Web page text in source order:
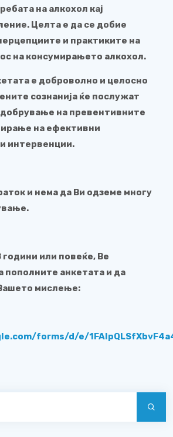
на алкохол кај
Целта е да се добие
и практиките на
на консумирањето алкохол.
е доброволно и целосно
сознанија ќе послужат
на превентивните
на ефективни
интервенции.
и нема да Ви одземе многу
или повеќе, Ве
пополните анкетата и да
мислење:
forms/d/e/